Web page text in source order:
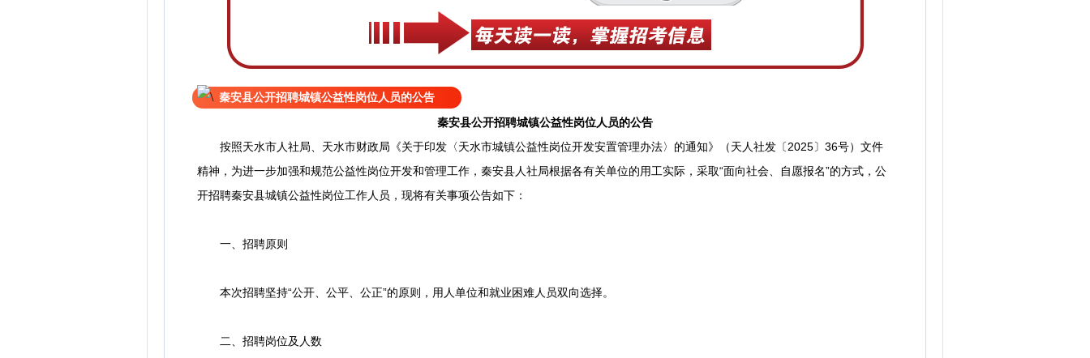
秦安县公开招聘城镇公益性岗位人员的公告
秦安县公开招聘城镇公益性岗位人员的公告
按照天水市人社局、天水市财政局《关于印发〈天水市城镇公益性岗位开发安置管理办法〉的通知》（天人社发〔2025〕36号）文件
精神，为进一步加强和规范公益性岗位开发和管理工作，秦安县人社局根据各有关单位的用工实际，采取“面向社会、自愿报名”的方式，公
开招聘秦安县城镇公益性岗位工作人员，现将有关事项公告如下：
一、招聘原则
本次招聘坚持“公开、公平、公正”的原则，用人单位和就业困难人员双向选择。
二、招聘岗位及人数